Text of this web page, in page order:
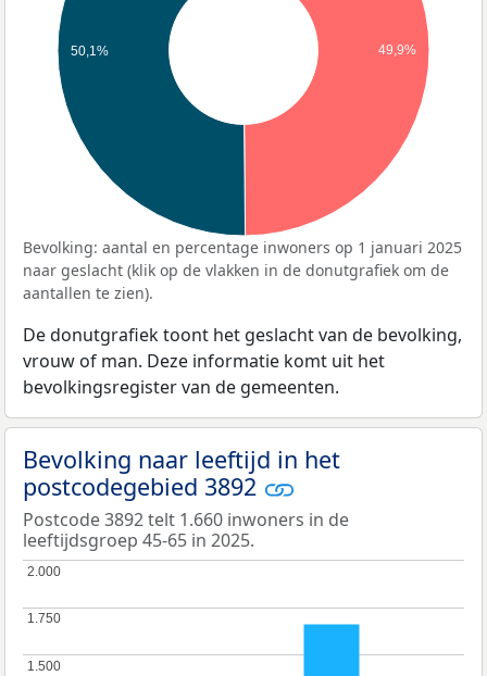
49,9%
50,1%
Bevolking: aantal en percentage inwoners op 1 januari 2025
naar geslacht (klik op de vlakken in de donutgrafiek om de
aantallen te zien).
De donutgrafiek toont het geslacht van de bevolking,
vrouw of man. Deze informatie komt uit het
bevolkingsregister van de gemeenten.
Bevolking naar leeftijd in het
postcodegebied 3892
Postcode 3892 telt 1.660 inwoners in de
leeftijdsgroep 45-65 in 2025.
1.500
1.500
1.750
1.750
2.000
2.000